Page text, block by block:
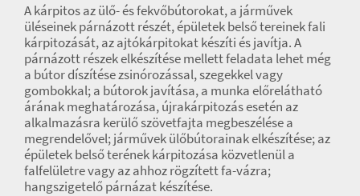
A kárpitos az ülő- és fekvőbútorokat, a járművek
üléseinek párnázott részét, épületek belső tereinek fali
kárpitozását, az ajtókárpitokat készíti és javítja. A
párnázott részek elkészítése mellett feladata lehet még
a bútor díszítése zsinórozással, szegekkel vagy
gombokkal; a bútorok javítása, a munka előrelátható
árának meghatározása, újrakárpitozás esetén az
alkalmazásra kerülő szövetfajta megbeszélése a
megrendelővel; járművek ülőbútorainak elkészítése; az
épületek belső terének kárpitozása közvetlenül a
falfelületre vagy az ahhoz rögzített fa-vázra;
hangszigetelő párnázat készítése.